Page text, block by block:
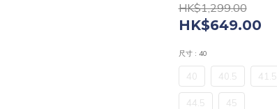
HK$1,299.00
HK$649.00
尺寸 : 40
40 40.5 41.5
44.5 45